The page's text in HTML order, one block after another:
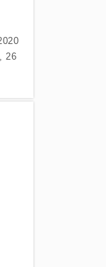
26